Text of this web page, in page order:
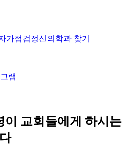
가점검정신의학과 찾기
램
이 교회들에게 하시는